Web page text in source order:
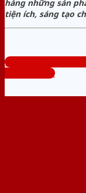
hàng những sản
tiện ích, sáng tạo
0824.400.400